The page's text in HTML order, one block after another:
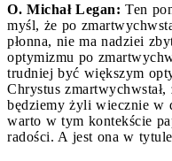
O. Michał Legan: Ten
myśl, że po
płonna, nie ma nadziei
optymizmu po
trudniej być większym
Chrystus
będziemy żyli wiecznie w
warto w tym kontekście
radości. A jest ona w